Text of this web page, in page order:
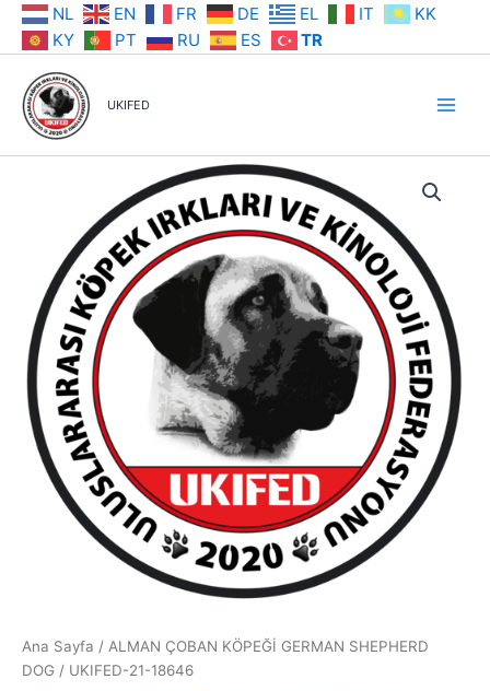
İçeriğe NL EN FR DE EL IT
KK
KY
PT RU ES TR
UKIFED
Ana Sayfa / ALMAN ÇOBAN KÖPEĞİ GERMAN SHEPHERD
DOG / UKIFED-21-18646